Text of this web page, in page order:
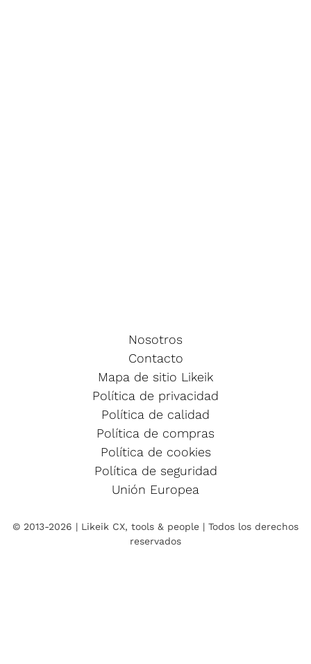
Nosotros
Contacto
Mapa de sitio Likeik
Política de privacidad
Política de calidad
Política de compras
Política de cookies
Política de seguridad
Unión Europea
© 2013-2026 | Likeik CX, tools & people | Todos los derechos
reservados